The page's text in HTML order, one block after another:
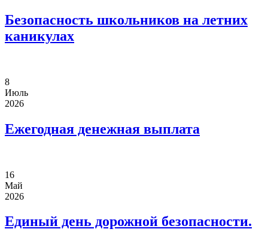
Безопасность школьников на летних
каникулах
8
Июль
2026
Ежегодная денежная выплата
16
Май
2026
Единый день дорожной безопасности.